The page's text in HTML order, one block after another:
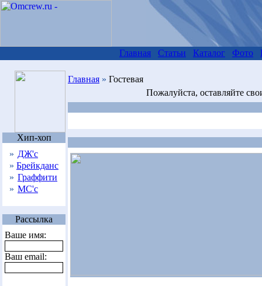
Хип-хоп
» ДЖ'с
» Брейкданс
» Граффити
» МС'с
Рассылка
Ваше имя:
Ваш email:
Главная Статьи Каталог Фото
Главная » Гостевая
Пожалуйста, оставляйте